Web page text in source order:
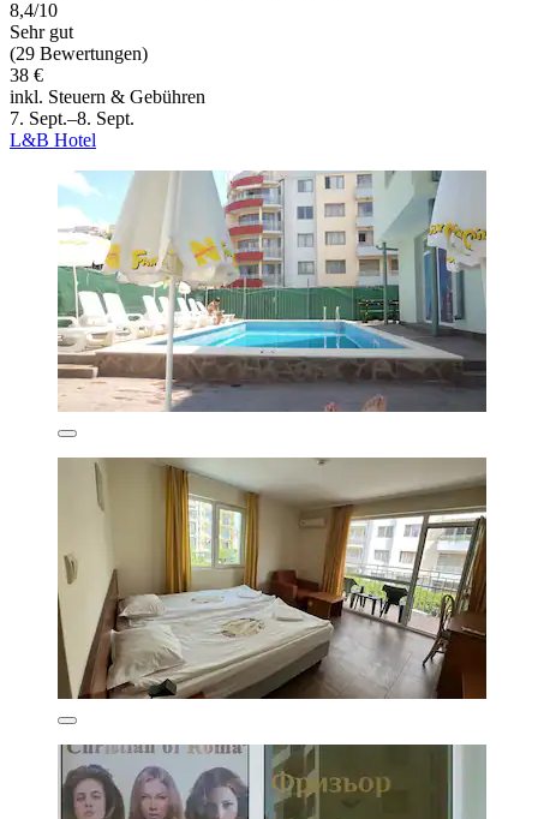
8,4/10
Sehr gut
(29 Bewertungen)
38 €
inkl. Steuern & Gebühren
7. Sept.–8. Sept.
L&B Hotel